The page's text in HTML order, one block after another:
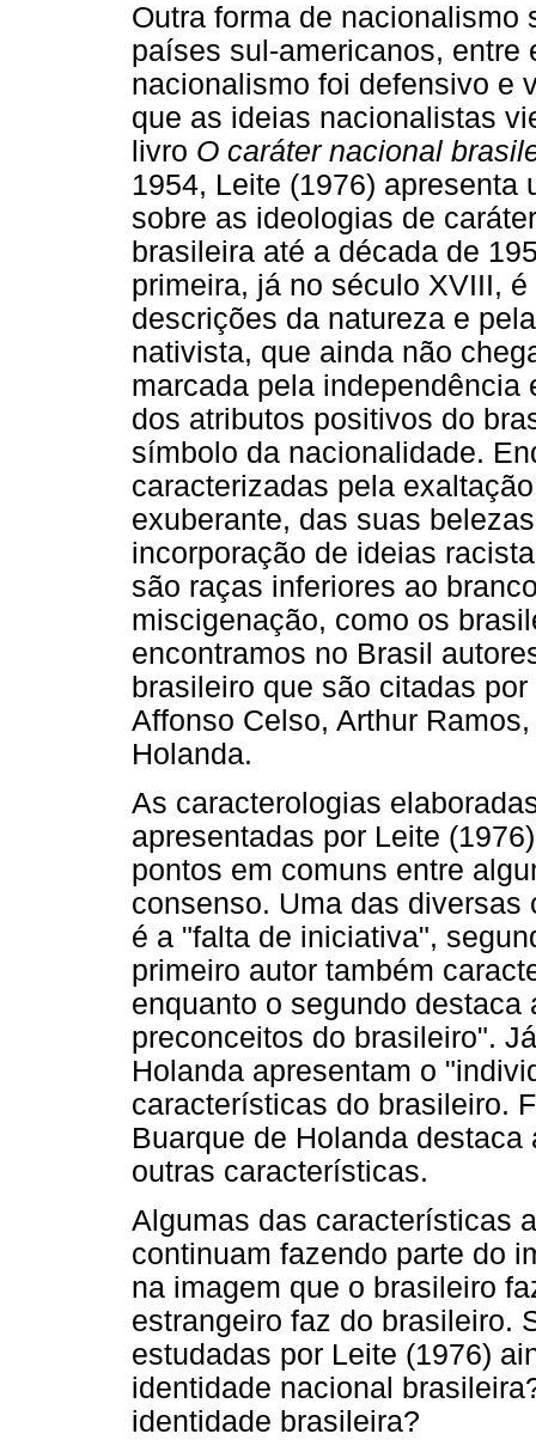
Outra forma de nacionalismo
países sul-americanos, entre
nacionalismo foi defensivo e
que as ideias nacionalistas
livro O caráter nacional
1954, Leite (1976)
sobre as ideologias de
brasileira até a década de
primeira, já no século XVIII,
descrições da natureza e
nativista, que ainda não
marcada pela
dos atributos positivos do
símbolo da nacionalidade.
caracterizadas pela
exuberante, das suas
incorporação de ideias
são raças inferiores ao
miscigenação, como os
encontramos no Brasil
brasileiro que são citadas
Affonso Celso, Arthur
Holanda.
As caracterologias
apresentadas por Leite
pontos em comuns entre
consenso. Uma das
é a "falta de iniciativa",
primeiro autor também
enquanto o segundo
preconceitos do brasileiro".
Holanda apresentam o
características do brasileiro.
Buarque de Holanda
outras características.
Algumas das características
continuam fazendo parte do
na imagem que o brasileiro
estrangeiro faz do brasileiro.
estudadas por Leite (1976)
identidade nacional
identidade brasileira?